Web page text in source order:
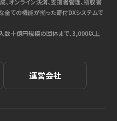
全ての機能が揃った寄付DXシステムで
数十億円規模の団体まで、3,000以上
運営会社